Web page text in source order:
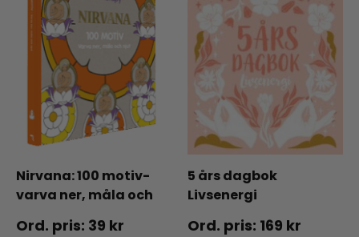
Nirvana: 100 motiv-
varva ner, måla och
39 kr
5 års dagbok
Livsenergi
169 kr